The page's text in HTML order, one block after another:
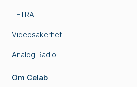
TETRA
Videosäkerhet
Analog Radio
Om Celab